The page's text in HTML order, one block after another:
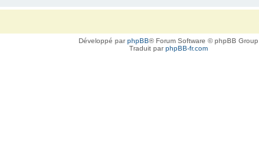
Développé parphpBB® Forum Software © phpBB Group
Traduit parphpBB-fr.com